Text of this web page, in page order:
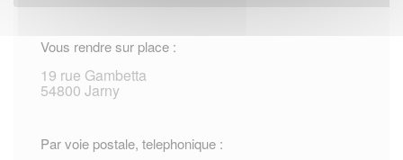
Vous rendre sur place :
19 rue Gambetta
54800 Jarny
Par voie postale, telephonique :